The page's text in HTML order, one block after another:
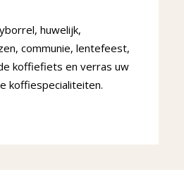
huwelijk,
communie, lentefeest,
koffiefiets en verras uw
koffiespecialiteiten.